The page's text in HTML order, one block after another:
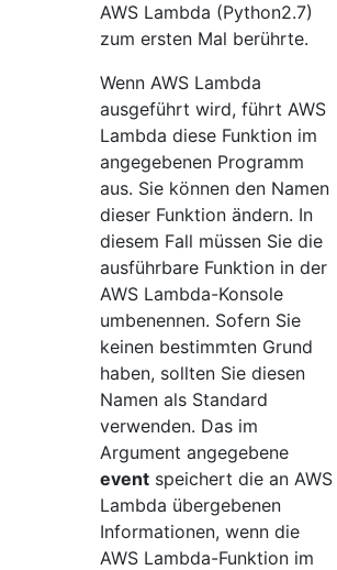
AWS Lambda (Python2.7)
zum ersten Mal berührte.
Wenn AWS Lambda
ausgeführt wird, führt AWS
Lambda diese Funktion im
angegebenen Programm
aus. Sie können den Namen
dieser Funktion ändern. In
diesem Fall müssen Sie die
ausführbare Funktion in der
AWS Lambda-Konsole
umbenennen. Sofern Sie
keinen bestimmten Grund
haben, sollten Sie diesen
Namen als Standard
verwenden. Das im
Argument angegebene
event speichert die an AWS
Lambda übergebenen
Informationen, wenn die
AWS Lambda-Funktion im